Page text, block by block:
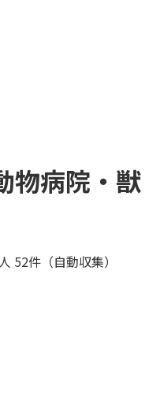
物病院・獣
52件（自動収集）